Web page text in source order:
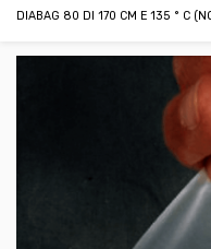
DIABAG 80 DI 170 CM E 135 ° C